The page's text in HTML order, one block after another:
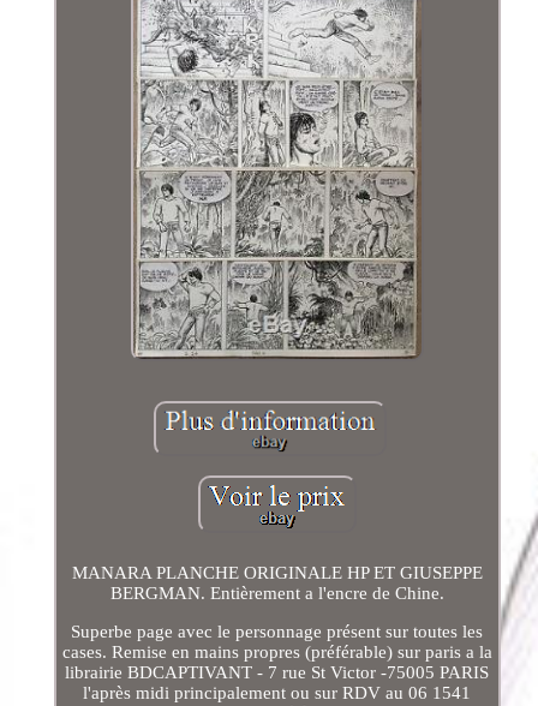
MANARA PLANCHE ORIGINALE HP ET GIUSEPPE
BERGMAN. Entièrement a l'encre de Chine.
Superbe page avec le personnage présent sur toutes les
cases. Remise en mains propres (préférable) sur paris a la
librairie BDCAPTIVANT - 7 rue St Victor -75005 PARIS
l'après midi principalement ou sur RDV au 06 1541